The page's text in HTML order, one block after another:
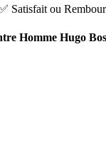
Satisfait ou
Homme Hugo